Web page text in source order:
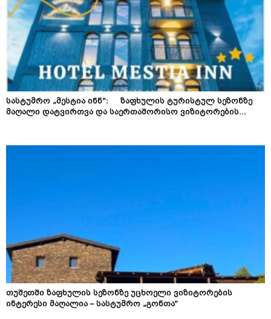
სასტუმრო „მესტია ინნ“: ზაფხულის ტურისტულ სეზონზე
მაღალი დატვირთვა და საერთაშორისო ვიზიტორების...
თუშეთში ზაფხულის სეზონზე უცხოელი ვიზიტორების
ინტერესი მაღალია – სასტუმრო „გონთა“